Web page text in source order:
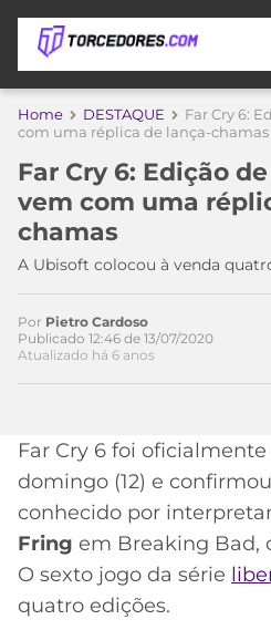
APOSTAS
DE
APOSTA
MELHORES
SITES
DE
APOSTAS
2026
PROMOCIONAL
BETBOOM
CÓDIGO
DE
INDICAÇÃO
BET365
COPA
DO
MUNDO
TIMES
MEU
PALMEIRAS
CORINTHIANS
SÃO
PAULO
CAMPEONATOS
BRASILEIRÃO
SÉRIE
A
LIBERTADORES
COPA
MÍDIA
ESPORTIVA
MERCADO
DA
BOLA
Home DESTAQUE
Far Cry 6:
com uma réplica de lança-chamas
Far Cry 6: Edição
vem com uma
chamas
A Ubisoft colocou à venda
Acesse o perfil do
Por Pietro Cardoso
Publicado 12:46 de 13/07/2020
Atualizado há 6 anos
Far Cry 6 foi
domingo (12) e confirmou
conhecido por
Fring em Breaking Bad,
O sexto jogo da série
quatro edições.